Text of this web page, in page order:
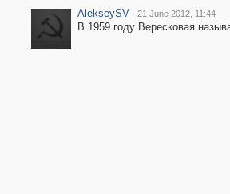
AlekseySV · 21 June 2012, 11:44
В 1959 году Вересковая